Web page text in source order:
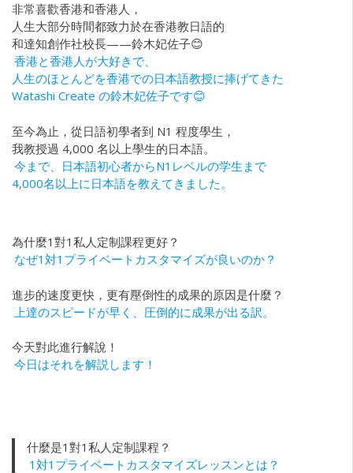
非常喜歡香港和香港人，
人生大部分時間都致力於在香港教日語的
和達知創作社校長——鈴木妃佐子😊
香港と香港人が大好きで、
人生のほとんどを香港での日本語教授に捧げてきた
Watashi Create の鈴木妃佐子です😊
至今為止，從日語初學者到 N1 程度學生，
我教授過 4,000 名以上學生的日本語。
今まで、日本語初心者からN1レベルの学生まで
4,000名以上に日本語を教えてきました。
為什麼1對1私人定制課程更好？
なぜ1対1プライベートカスタマイズが良いのか？
進步的速度更快，更有壓倒性的成果的原因是什麼？
上達のスピードが早く、圧倒的に成果が出る訳。
今天對此進行解說！
今日はそれを解説します！
什麼是1對1私人定制課程？
1対1プライベートカスタマイズレッスンとは？